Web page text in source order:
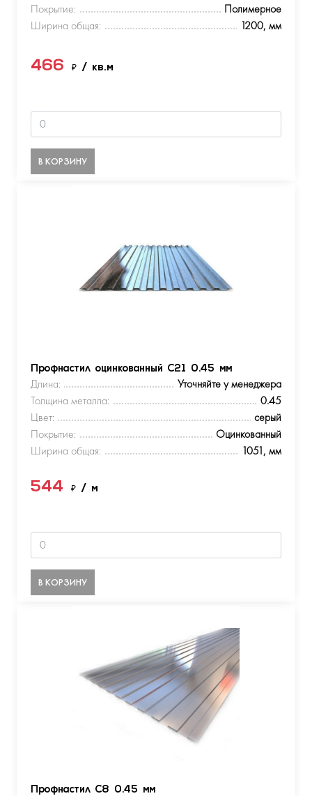
Покрытие:
Полимерное
Ширина общая:
1200, мм
466 ₽ / кв.м
В КОРЗИНУ
Профнастил оцинкованный С21 0.45 мм
Длина:
Уточняйте у менеджера
Толщина металла:
0.45
Цвет:
серый
Покрытие:
Оцинкованный
Ширина общая:
1051, мм
544 ₽ / м
В КОРЗИНУ
Профнастил С8 0.45 мм